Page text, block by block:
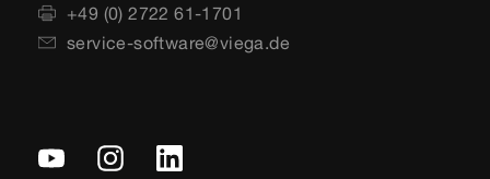
+49 (0) 2722 61-1701
service-software@viega.de